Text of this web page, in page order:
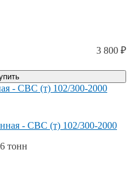
3 800 ₽
- СВС (т) 102/300-2000
6 тонн